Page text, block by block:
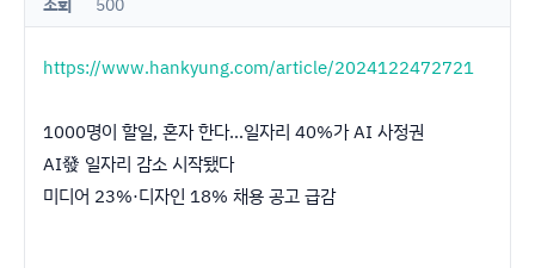
https://www.hankyung.com/article/2024122472721
1000명이 할일, 혼자 한다…일자리 40%가 AI 사정권
AI發 일자리 감소 시작됐다
미디어 23%·디자인 18% 채용 공고 급감